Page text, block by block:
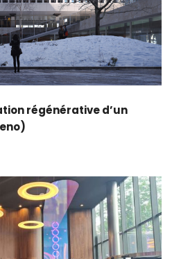
régénérative d’un